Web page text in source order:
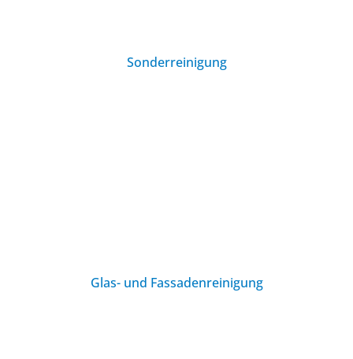
Sonderreinigung
Glas- und Fassadenreinigung